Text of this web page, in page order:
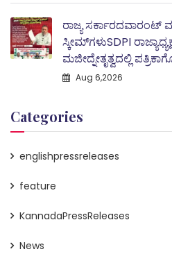
ರಾಜ್ಯ ಸರ್ಕಾರದವಾರಂಟ್
ಸ್ಕೀಮ್‌ಗಳುSDPI
ಮಜೀದ್ನೇತೃತ್ವದಲ್ಲಿ
Aug 6,2026
Categories
englishpressreleases
feature
KannadaPressReleases
News